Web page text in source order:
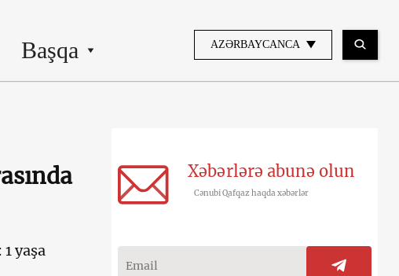
Başqa AZƏRBAYCANCA
yaşa
Xəbərlərə abunə olun
Cənubi Qafqaz haqda xəbərlər